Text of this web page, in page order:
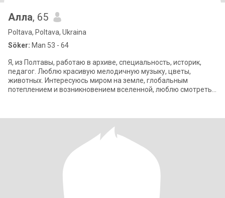
Алла, 65
Poltava, Poltava, Ukraina
Söker: Man 53 - 64
Я, из Полтавы, работаю в архиве, специальность, историк,
педагог. Люблю красивую мелодичную музыку, цветы,
животных. Интересуюсь миром на земле, глобальным
потеплением и возникновением вселенной, люблю смотреть